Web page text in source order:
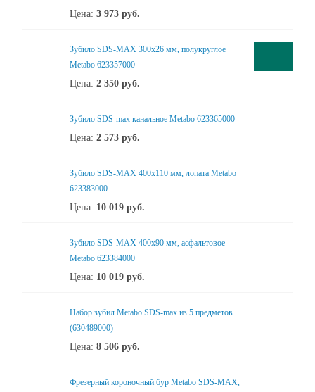
Цена: 3 973 руб.
Зубило SDS-MAX 300х26 мм, полукруглое
Metabo 623357000
Цена: 2 350 руб.
Зубило SDS-max канальное Metabo 623365000
Цена: 2 573 руб.
Зубило SDS-MAX 400x110 мм, лопата Metabo
623383000
Цена: 10 019 руб.
Зубило SDS-MAX 400x90 мм, асфальтовое
Metabo 623384000
Цена: 10 019 руб.
Набор зубил Metabo SDS-max из 5 предметов
(630489000)
Цена: 8 506 руб.
Фрезерный короночный бур Metabo SDS-MAX,